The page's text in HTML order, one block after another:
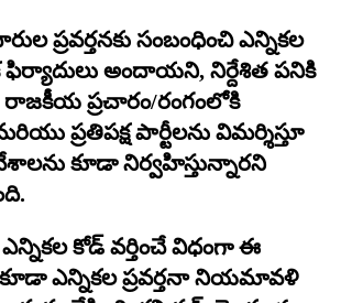
ప్రవర్తనకు సంబంధించి ఎన్నికల
ఫిర్యాదులు అందాయని, నిర్దేశిత పనికి
రాజకీయ ప్రచారం/రంగంలోకి
ప్రతిపక్ష పార్టీలను విమర్శిస్తూ
కూడా నిర్వహిస్తున్నారని
ఎన్నికల కోడ్ వర్తించే విధంగా ఈ
ఎన్నికల ప్రవర్తనా నియమావళి